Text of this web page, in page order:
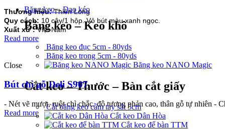
Băng keo – Dao kéo
Băng keo – Keo khô
Băng keo đục 5cm - 80yds
Băng keo trong 5cm - 80yds
Băng keo NANO Magic
Cắt keo – Thước – Bàn cắt giấy
Cắt băng keo cầm tay sắt 5cm
Cắt keo Dân Hòa
Cắt keo để bàn TTM
Thương hiệu:Thiên Long
Quy cách: 10 cây/1 hộp. Vỏ bút màu xanh ngọc.
Xuất xứ :Việt Nam
Read more
Close
Bút chì gỗ Deli S907
- Nét vẽ mượt, ruột chì chắc, độ tương phản cao, thân gỗ tự nhiên
Read more